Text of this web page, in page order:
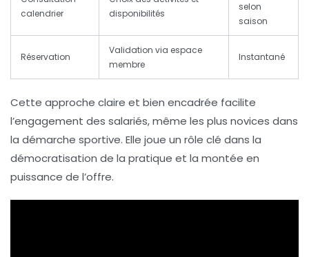
calendrier
disponibilités
selon
saison
Réservation
Validation via espace
membre
Instantané
Cette approche claire et bien encadrée facilite
l’engagement des salariés, même les plus novices dans
la démarche sportive. Elle joue un rôle clé dans la
démocratisation de la pratique et la montée en
puissance de l’offre.